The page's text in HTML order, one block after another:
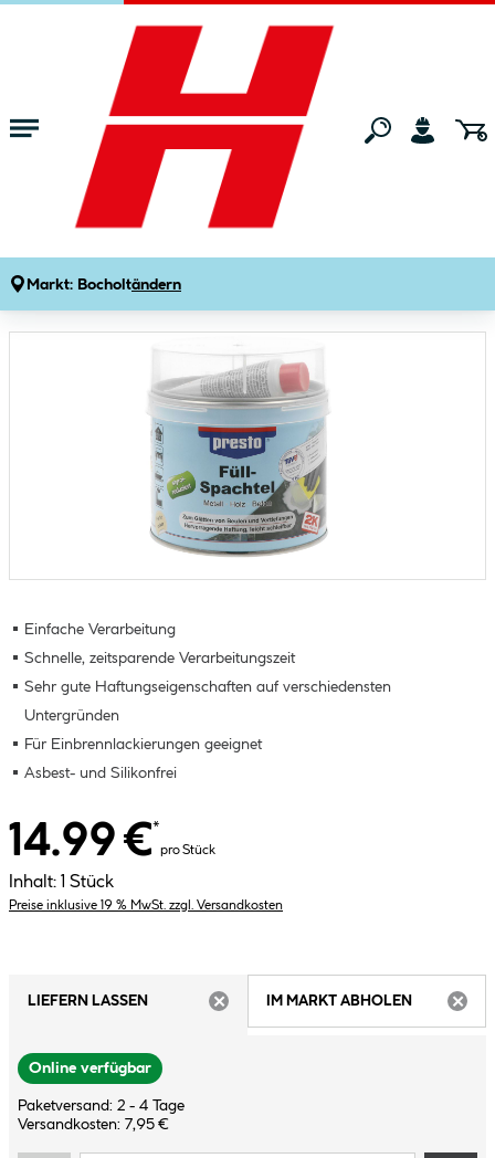
Zum Hauptinhalt springen
Markt: Bocholtändern
Freizeit Autozubehör Autoreparatur & Autowartung
presto Füllspachtel 1 kg
Artikelnummer: 172969
Einfache Verarbeitung
Schnelle, zeitsparende Verarbeitungszeit
Sehr gute Haftungseigenschaften auf verschiedensten
Untergründen
Für Einbrennlackierungen geeignet
Asbest- und Silikonfrei
14.99 €*
pro Stück
Inhalt: 1 Stück
Preise inklusive 19 % MwSt. zzgl. Versandkosten
LIEFERN LASSEN
IM MARKT ABHOLEN
Online verfügbar
Paketversand: 2 - 4 Tage
Versandkosten: 7,95 €